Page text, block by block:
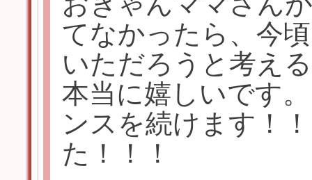
てなかったら、今
いただろうと考え
本当に嬉しいです
ンスを続けます！
た！！！